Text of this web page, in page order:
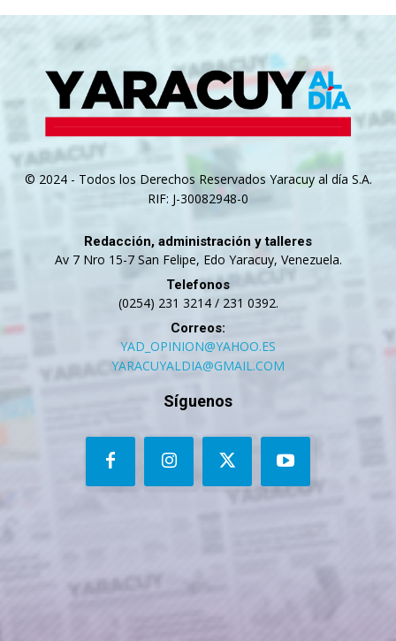
© 2024 - Todos los Derechos Reservados Yaracuy al día S.A.
RIF: J-30082948-0
Redacción, administración y talleres
Av 7 Nro 15-7 San Felipe, Edo Yaracuy, Venezuela.
Telefonos
(0254) 231 3214 / 231 0392.
Correos:
YAD_OPINION@YAHOO.ES
YARACUYALDIA@GMAIL.COM
Síguenos